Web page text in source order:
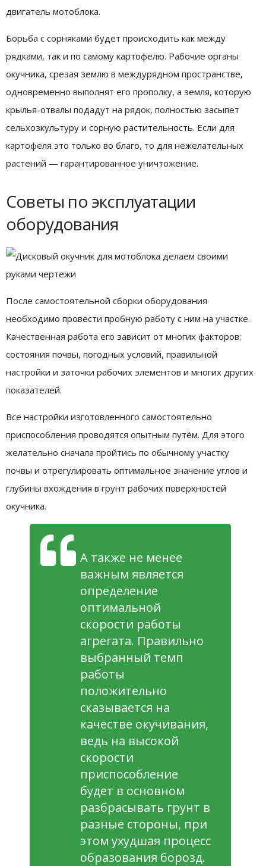
двигатель мотоблока.
Борьба с сорняками будет происходить как между
рядками, так и по самому картофелю. Рабочие органы
окучника, срезая землю в междурядном пространстве,
одновременно выполнят его прополку, а земля, которую
крылья-отвалы подадут на рядок, полностью засыпет
сельхозкультуру и сорную растительность. Если для
картофеля это только во благо, то для нежелательных
растений — гарантированное уничтожение.
Советы по эксплуатации
оборудования
После самостоятельной сборки оборудования
необходимо провести пробную работу с ним на участке.
Качественная работа его зависит от многих факторов:
состояния почвы, погодных условий, правильной
настройки и заточки рабочих элементов и многих других
показателей.
Все настройки изготовленного самостоятельно
приспособления проводятся опытным путём. Для этого
желательно сначала пройтись по обычному участку
почвы и отрегулировать оптимальное значение углов и
глубины вхождения в грунт рабочих поверхностей
окучника.
А также не менее
важным является
определение
оптимальной
скорости работы
агрегата. Правильно
выбранный темп
работы
положительно
сказывается на
качестве окучивания,
ведь на высокой
скорости
приспособление
будет в основном
разбрасывать грунт в
разные стороны, при
этом ухудшая процесс
образования борозд.